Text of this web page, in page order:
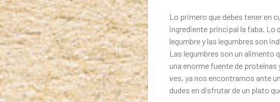
Lo primero que debes tener en
ingrediente principal la faba. Lo
legumbre y las legumbres son
Las legumbres son un alimento
una enorme fuente de
ves, ya nos encontramos ante
dudes en disfrutar de un plato